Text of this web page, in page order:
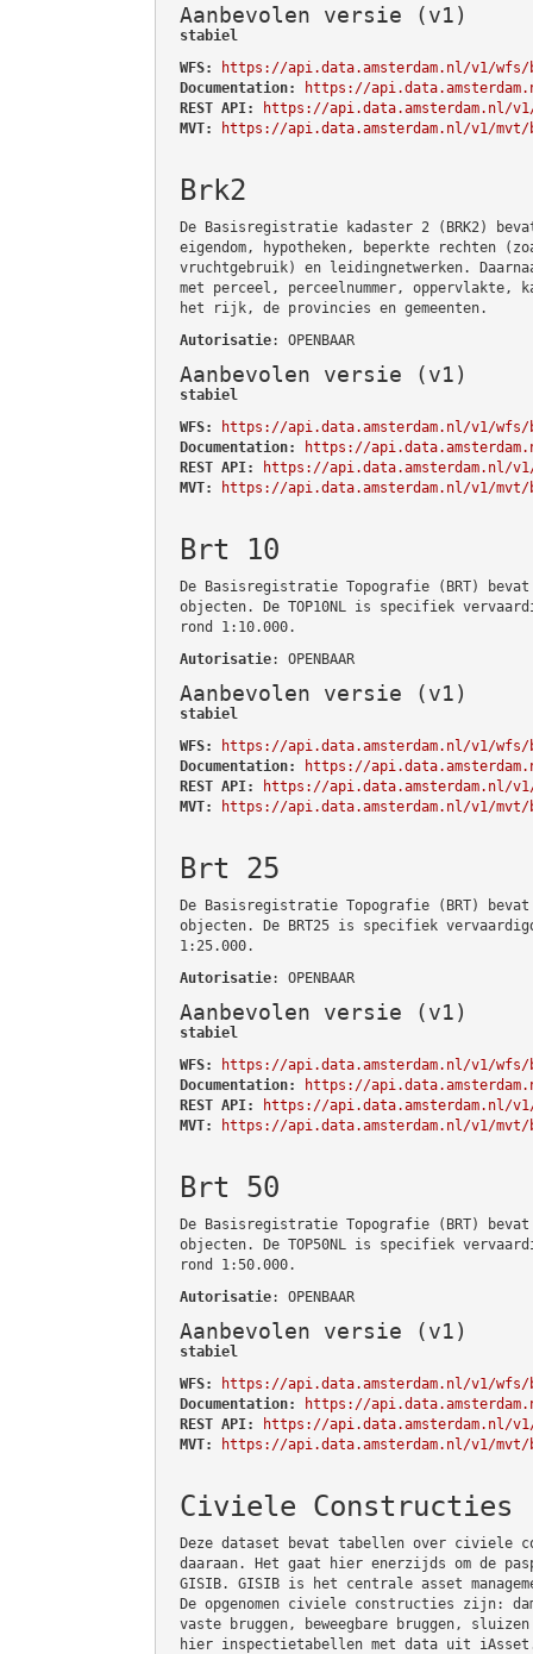
Aanbevolen versie (v1)
stabiel
WFS:
https://api.data.amsterdam.nl/v1/wfs/
Documentation:
https://
REST API:
https://api.data.amsterdam.nl/
MVT:
https://api.data.amsterdam.nl/v1/mvt/
Brk2
De Basisregistratie kadaster 2 (BRK2)
eigendom, hypotheken, beperkte rechten
vruchtgebruik) en leidingnetwerken.
met perceel, perceelnummer, oppervlakte,
het rijk, de provincies en gemeenten.
Autorisatie: OPENBAAR
Aanbevolen versie (v1)
stabiel
WFS:
https://api.data.amsterdam.nl/v1/wfs/
Documentation:
https://
REST API:
https://api.data.amsterdam.nl/
MVT:
https://api.data.amsterdam.nl/v1/mvt/
Brt 10
De Basisregistratie Topografie (BRT)
objecten. De TOP10NL is specifiek
rond 1:10.000.
Autorisatie: OPENBAAR
Aanbevolen versie (v1)
stabiel
WFS:
https://api.data.amsterdam.nl/v1/wfs/
Documentation:
https://
REST API:
https://api.data.amsterdam.nl/
MVT:
https://api.data.amsterdam.nl/v1/mvt/
Brt 25
De Basisregistratie Topografie (BRT)
objecten. De BRT25 is specifiek
1:25.000.
Autorisatie: OPENBAAR
Aanbevolen versie (v1)
stabiel
WFS:
https://api.data.amsterdam.nl/v1/wfs/
Documentation:
https://
REST API:
https://api.data.amsterdam.nl/
MVT:
https://api.data.amsterdam.nl/v1/mvt/
Brt 50
De Basisregistratie Topografie (BRT)
objecten. De TOP50NL is specifiek
rond 1:50.000.
Autorisatie: OPENBAAR
Aanbevolen versie (v1)
stabiel
WFS:
https://api.data.amsterdam.nl/v1/wfs/
Documentation:
https://
REST API:
https://api.data.amsterdam.nl/
MVT:
https://api.data.amsterdam.nl/v1/mvt/
Civiele Constructies
Deze dataset bevat tabellen over civiele
daaraan. Het gaat hier enerzijds om de
GISIB. GISIB is het centrale asset
De opgenomen civiele constructies zijn:
vaste bruggen, beweegbare bruggen,
hier inspectietabellen met data uit